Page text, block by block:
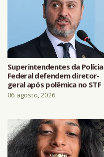
Superintendentes da Polícia
Federal defendem diretor-
geral após polêmica no STF
06 agosto, 2026